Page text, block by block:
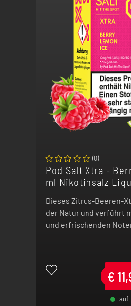
€
auf
(0)
Pod Salt Xtra -
ml Nikotinsalz
Dieses Zitrus-Beeren-
der Natur und verführt
und erfrischenden